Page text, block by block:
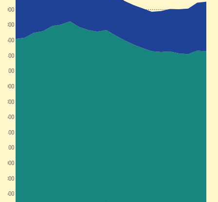
600
800
1000
1200
1400
1600
1800
2000
2200
2400
2600
2800
3000